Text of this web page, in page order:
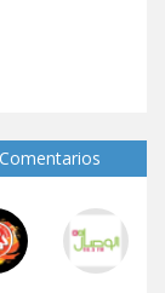
Comentarios